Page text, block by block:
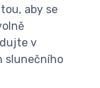
aby se
v
slunečního